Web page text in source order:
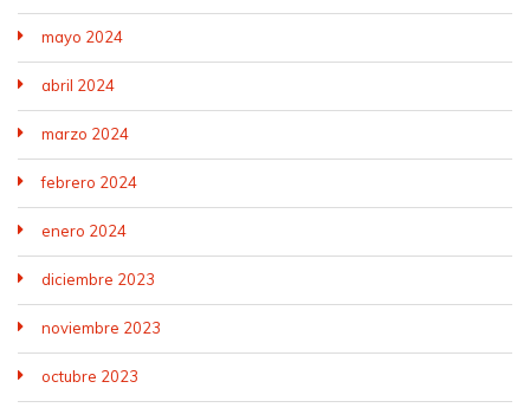
mayo 2024
abril 2024
marzo 2024
febrero 2024
enero 2024
diciembre 2023
noviembre 2023
octubre 2023